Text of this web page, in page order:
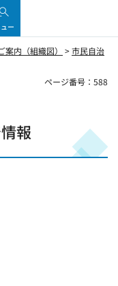
ー
案内（組織図） >市民自治
ページ番号：588
報